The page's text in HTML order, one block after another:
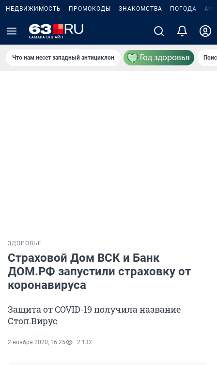
НЕДВИЖИМОСТЬ ПРОМОКОДЫ ЗНАКОМСТВА ПОГОДА
Что нам несет западный антициклон
ЗДОРОВЬЕ
Страховой Дом ВСК и Банк
ДОМ.РФ запустили страховку от
коронавируса
Защита от COVID-19 получила название
Стоп.Вирус
2 ноября 2020, 16:25 2 132